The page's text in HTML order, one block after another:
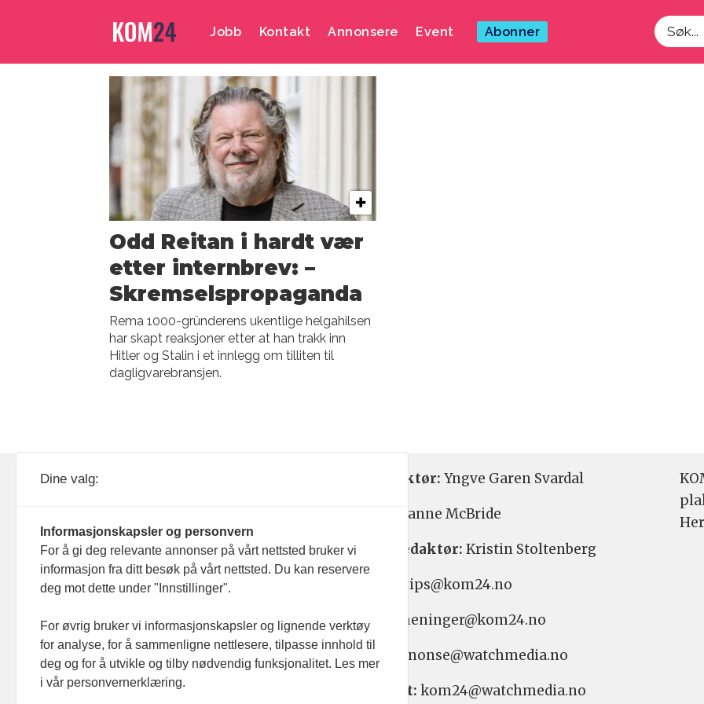
Jobb Kontakt Annonsere Event Abonner
Søk
Emne:
skremselspropaganda
Odd Reitan i hardt vær
etter internbrev: –
Skremselspropaganda
Rema 1000-gründerens ukentlige helgahilsen
har skapt reaksjoner etter at han trakk inn
Hitler og Stalin i et innlegg om tilliten til
dagligvarebransjen.
093 182
Nyhetsredaktør: Yngve Garen Svardal
Hanne McBride
Ansvarlig redaktør: Kristin Stoltenberg
Nyhetstips: tips@kom24.no
Meninger: meninger@kom24.no
Annonse: annonse@watchmedia.no
Abonnement: kom24@watchmedia.no
Dine valg:
Informasjonskapsler og personvern
For å gi deg relevante annonser på vårt nettsted bruker vi
informasjon fra ditt besøk på vårt nettsted. Du kan reservere
deg mot dette under "Innstillinger".
For øvrig bruker vi informasjonskapsler og lignende verktøy
for analyse, for å sammenligne nettlesere, tilpasse innhold til
deg og for å utvikle og tilby nødvendig funksjonalitet. Les mer
i vår personvernerklæring.